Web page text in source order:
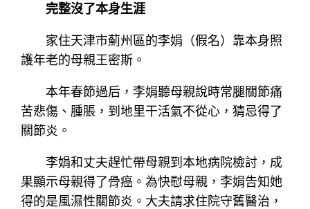
完整沒了本身生涯
家住天津市薊州區的李娟（假名）靠本身照
護年老的母親王密斯。
本年春節過后，李娟聽母親說時常腿關節痛
苦悲傷、腫脹，到地里干活氣不從心，猜忌得了
關節炎。
李娟和丈夫趕忙帶母親到本地病院檢討，成
果顯示母親得了骨癌。為快慰母親，李娟告知她
得的是風濕性關節炎。大夫請求住院守舊醫治，